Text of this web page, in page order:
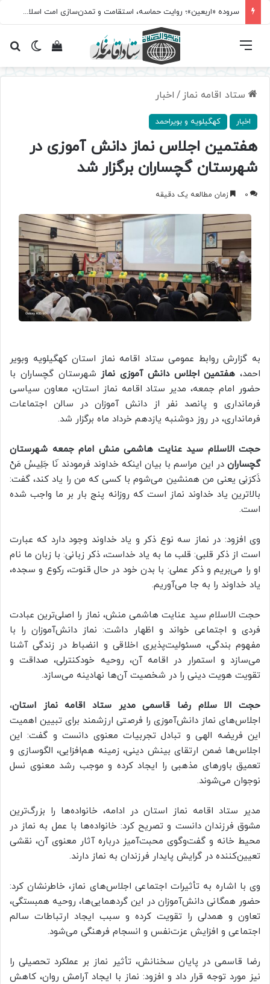
سروده‌ «اربعین»؛ روایت حماسه، استقامت و تمدن‌سازی امت اسلامی
تغییرمشاهده فهرست
ستاد اقامه نماز / اخبار
اخبار کهگیلویه و بویراحمد
هفتمین اجلاس نماز دانش آموزی در
شهرستان گچساران برگزار شد
0 زمان مطالعه یک دقیقه
به گزارش روابط عمومی ستاد اقامه نماز استان کهگیلویه وبویر
احمد، هفتمین اجلاس دانش آموزی نماز شهرستان گچساران با
حضور امام جمعه، مدیر ستاد اقامه نماز استان، معاون سیاسی
فرمانداری و پانصد نفر از دانش آموزان در سالن اجتماعات
فرمانداری، در روز دوشنبه یازدهم خرداد ماه برگزار شد.
حجت الاسلام سید عنایت هاشمی منش امام جمعه شهرستان
گچساران در این مراسم با بیان اینکه خداوند فرمودند َنَا جَلِیسُ مَنْ
ذَکرَنِی‏ یعنی من همنشین می‌شوم با کسی که من را یاد کند، گفت:
بالاترین یاد خداوند نماز است که روزانه پنج بار بر ما واجب شده
است.
وی افزود: در نماز سه نوع ذکر و یاد خداوند وجود دارد که عبارت
است از ذکر قلبی: قلب ما به یاد خداست، ذکر زبانی: با زبان ما نام
او را می‌بریم و ذکر عملی: با بدن خود در حال قنوت، رکوع و سجده،
یاد خداوند را به جا می‌آوریم.
حجت الاسلام سید عنایت هاشمی منش، نماز را اصلی‌ترین عبادت
فردی و اجتماعی خواند و اظهار داشت: نماز دانش‌آموزان را با
مفهوم بندگی، مسئولیت‌پذیری اخلاقی و انضباط در زندگی آشنا
می‌سازد و استمرار در اقامه آن، روحیه خودکنترلی، صداقت و
تقویت هویت دینی را در شخصیت آن‌ها نهادینه می‌سازد.
حجت الا سلام رضا قاسمی مدیر ستاد اقامه نماز استان،
اجلاس‌های نماز دانش‌آموزی را فرصتی ارزشمند برای تبیین اهمیت
این فریضه الهی و تبادل تجربیات معنوی دانست و گفت: این
اجلاس‌ها ضمن ارتقای بینش دینی، زمینه هم‌افزایی، الگوسازی و
تعمیق باورهای مذهبی را ایجاد کرده و موجب رشد معنوی نسل
نوجوان می‌شوند.
مدیر ستاد اقامه نماز استان در ادامه، خانواده‌ها را بزرگ‌ترین
مشوق فرزندان دانست و تصریح کرد: خانواده‌ها با عمل به نماز در
محیط خانه و گفت‌وگوی محبت‌آمیز درباره آثار معنوی آن، نقشی
تعیین‌کننده در گرایش پایدار فرزندان به نماز دارند.
وی با اشاره به تأثیرات اجتماعی اجلاس‌های نماز، خاطرنشان کرد:
حضور همگانی دانش‌آموزان در این گردهمایی‌ها، روحیه همبستگی،
تعاون و همدلی را تقویت کرده و سبب ایجاد ارتباطات سالم
اجتماعی و افزایش عزت‌نفس و انسجام فرهنگی می‌شود.
رضا قاسمی در پایان سخنانش، تأثیر نماز بر عملکرد تحصیلی را
نیز مورد توجه قرار داد و افزود: نماز با ایجاد آرامش روان، کاهش